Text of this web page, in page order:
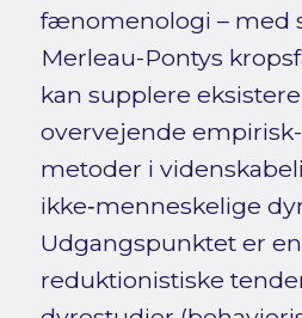
fænomenologi – med
Merleau-Pontys
kan supplere
overvejende
metoder i
ikke‑menneskelige
Udgangspunktet er
reduktionistiske